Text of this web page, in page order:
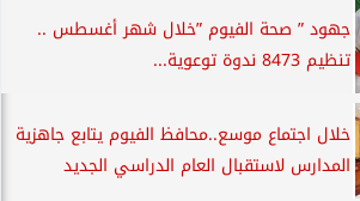
جهود ” صحة الفيوم ”خلال شهر أغسطس ..
تنظيم 8473 ندوة توعوية...
خلال اجتماع موسع..محافظ الفيوم يتابع جاهزية
المدارس لاستقبال العام الدراسي الجديد